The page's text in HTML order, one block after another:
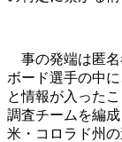
事の発端は匿名
ボード選手の中
と情報が入った
調査チームを編
米・コロラド州